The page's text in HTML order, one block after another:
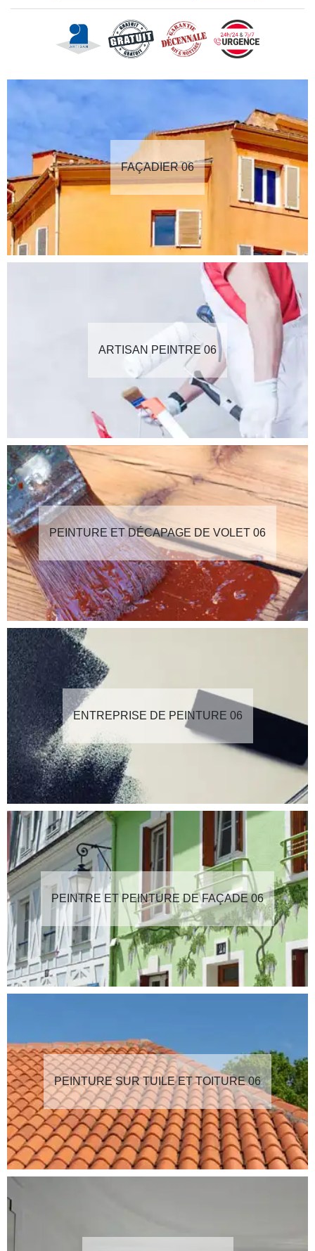
FAÇADIER 06
ARTISAN PEINTRE 06
PEINTURE ET DÉCAPAGE DE VOLET 06
ENTREPRISE DE PEINTURE 06
PEINTRE ET PEINTURE DE FAÇADE 06
PEINTURE SUR TUILE ET TOITURE 06